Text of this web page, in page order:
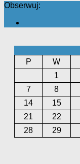
Obserwuj:
P
W
1
7
8
14
15
21
22
28
29